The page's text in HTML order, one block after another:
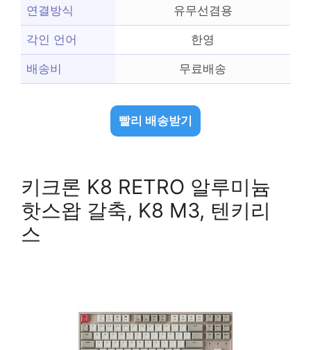
연결방식 유무선겸용
각인 언어 한영
배송비 무료배송
빨리 배송받기
키크론 K8 RETRO 알루미늄
핫스왑 갈축, K8 M3, 텐키리
스